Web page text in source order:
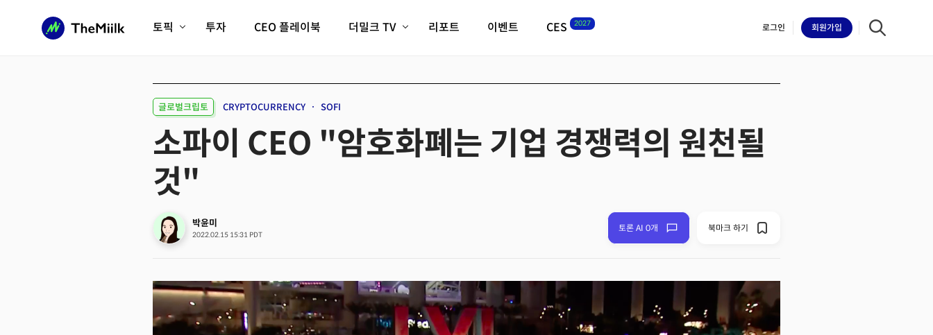
토픽
피지컬AI/로봇
AX비즈니스혁명 미래 교육/직업
전체 기사 보기
투자 CEO 플레이북 더밀크 TV
크리스의 뉴욕 시그널
리포트 이벤트 CES 2027
필드 가이드
CES2027 with TheMiilk
로그인 회원가입
글로벌크립토 CRYPTOCURRENCY SOFI
소파이 CEO "암호화폐는 기업 경쟁력의 원천될
것"
박윤미
2022.02.15 15:31 PDT
토론 AI 0개 북마크 하기